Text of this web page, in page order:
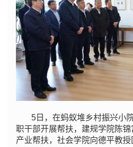
5日，在蚂蚁堆乡村振兴小
职干部开展帮扶，建规学院陈
产业帮扶，社会学院向德平教